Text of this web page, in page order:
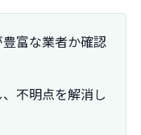
富な業者か確認
不明点を解消し